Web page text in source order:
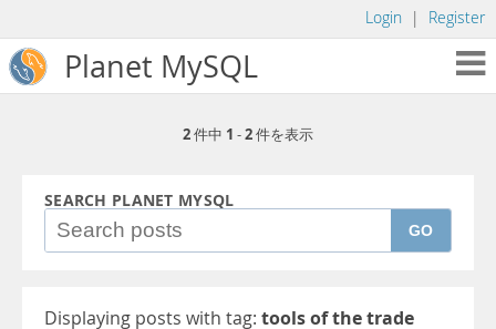
Login | Register
Planet MySQL
2件中 1 -2件を表示
SEARCH PLANET MYSQL
GO
Displaying posts with tag: tools of the trade